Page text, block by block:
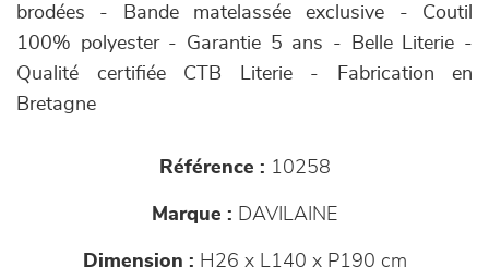
brodées - Bande matelassée exclusive - Coutil
100% polyester - Garantie 5 ans - Belle Literie -
Qualité certifiée CTB Literie - Fabrication en
Bretagne
Référence : 10258
Marque : DAVILAINE
Dimension : H26 x L140 x P190 cm